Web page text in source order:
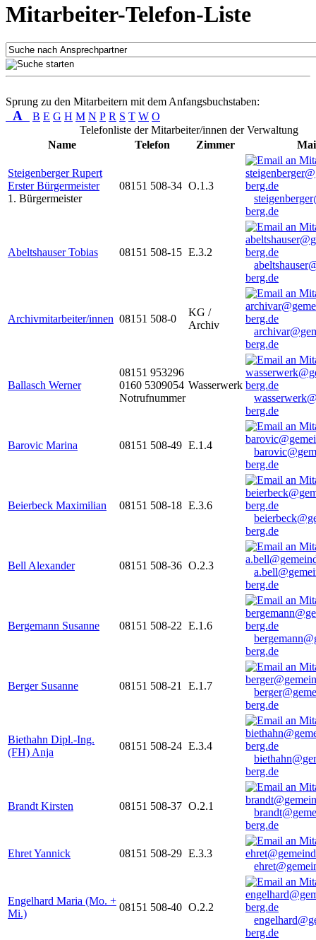
Mitarbeiter-Telefon-Liste
Sprung zu den Mitarbeitern mit dem Anfangsbuchstaben:
A B E G H M N P R S T W O
Telefonliste der Mitarbeiter/innen der Verwaltung
Name
Telefon Zimmer
Steigenberger Rupert
Erster Bürgermeister
1. Bürgermeister
08151 508-34 O.1.3
berg.de
Abeltshauser Tobias 08151 508-15 E.3.2
berg.de
Archivmitarbeiter/innen 08151 508-0
KG /
Archiv
berg.de
Ballasch Werner
08151 953296
0160 5309054
Notrufnummer
Wasserwerk
berg.de
Barovic Marina 08151 508-49 E.1.4
berg.de
Beierbeck Maximilian 08151 508-18 E.3.6
berg.de
Bell Alexander 08151 508-36 O.2.3
berg.de
Bergemann Susanne 08151 508-22 E.1.6
berg.de
Berger Susanne 08151 508-21 E.1.7
berg.de
Biethahn Dipl.-Ing.
(FH) Anja
08151 508-24 E.3.4
berg.de
Brandt Kirsten 08151 508-37 O.2.1
berg.de
Ehret Yannick 08151 508-29 E.3.3
Engelhard Maria (Mo. +
Mi.)
08151 508-40 O.2.2
berg.de